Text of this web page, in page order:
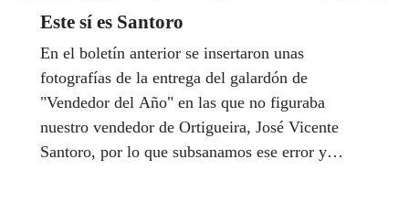
Este sí es Santoro
En el boletín anterior se insertaron unas
fotografías de la entrega del galardón de
"Vendedor del Año" en las que no figuraba
nuestro vendedor de Ortigueira, José Vicente
Santoro, por lo que subsanamos ese error y